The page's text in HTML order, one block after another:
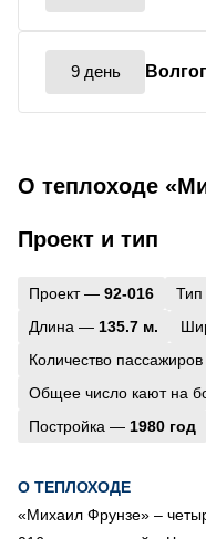
9 день
О теплоходе
Проект и тип
Проект — 92-016
Длина — 135.7 м.
Количество
Общее число кают на
Постройка — 1980 год
О ТЕПЛОХОДЕ
«Михаил Фрунзе» –